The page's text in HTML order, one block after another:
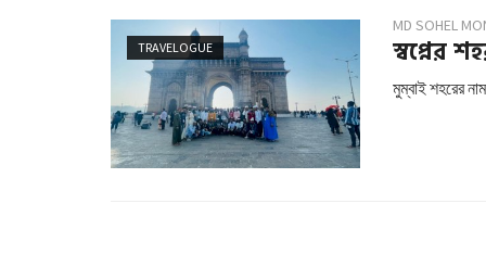
TRAVELOGUE
MD SOHEL
স্বপ্নের
মুম্বাই শহরের